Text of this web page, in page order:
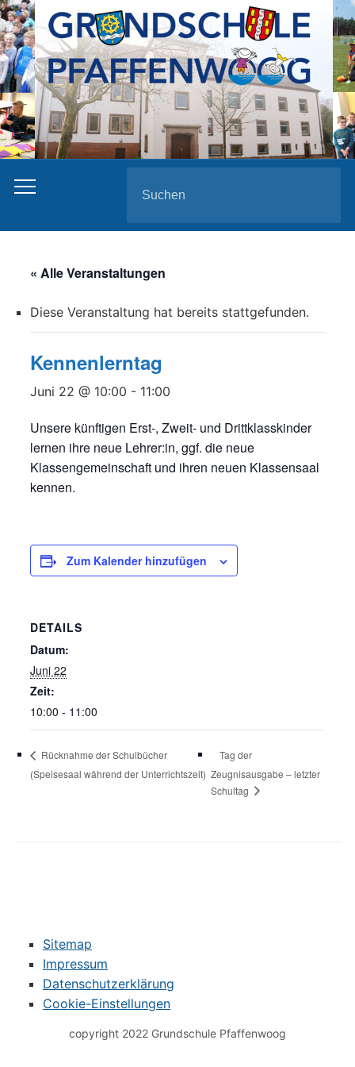
for:
« Alle Veranstaltungen
Diese Veranstaltung hat bereits stattgefunden.
Kennenlerntag
Juni 22 @ 10:00 - 11:00
Unsere künftigen Erst-, Zweit- und Drittklasskinder
lernen ihre neue Lehrer:in, ggf. die neue
Klassengemeinschaft und ihren neuen Klassensaal
kennen.
Zum Kalender hinzufügen
DETAILS
Datum:
Juni 22
Zeit:
10:00 - 11:00
Rücknahme der Schulbücher
(Speisesaal während der Unterrichtszeit)
Tag der
Zeugnisausgabe – letzter
Schultag
Sitemap
Impressum
Datenschutzerklärung
Cookie-Einstellungen
copyright 2022 Grundschule Pfaffenwoog